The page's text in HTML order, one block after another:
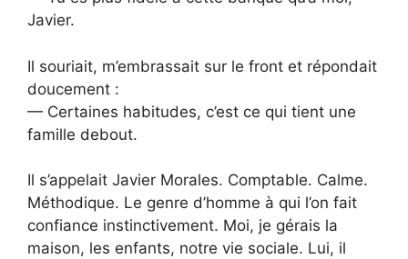
Javier.
Il souriait, m’embrassait sur le front et répondait
doucement :
— Certaines habitudes, c’est ce qui tient une
famille debout.
Il s’appelait Javier Morales. Comptable. Calme.
Méthodique. Le genre d’homme à qui l’on fait
confiance instinctivement. Moi, je gérais la
maison, les enfants, notre vie sociale. Lui, il